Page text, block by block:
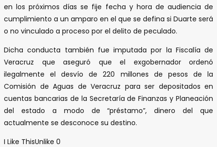
en los próximos días se fije fecha y hora de audiencia de
cumplimiento a un amparo en el que se defina si Duarte será
o no vinculado a proceso por el delito de peculado.
Dicha conducta también fue imputada por la Fiscalía de
Veracruz que aseguró que el exgobernador ordenó
ilegalmente el desvío de 220 millones de pesos de la
Comisión de Aguas de Veracruz para ser depositados en
cuentas bancarias de la Secretaría de Finanzas y Planeación
del estado a modo de “préstamo”, dinero del que
actualmente se desconoce su destino.
I Like ThisUnlike 0